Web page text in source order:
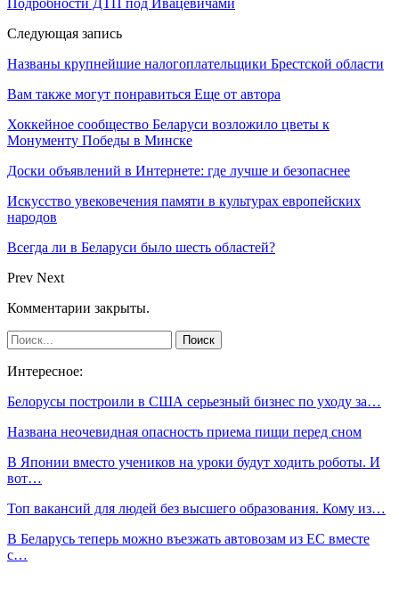
Следующая запись
Названы крупнейшие налогоплательщики Брестской области
Вам также могут понравиться Еще от автора
Хоккейное сообщество Беларуси возложило цветы к
Монументу Победы в Минске
Доски объявлений в Интернете: где лучше и безопаснее
Искусство увековечения памяти в культурах европейских
народов
Всегда ли в Беларуси было шесть областей?
Prev Next
Комментарии закрыты.
Интересное:
Белорусы построили в США серьезный бизнес по уходу за…
Названа неочевидная опасность приема пищи перед сном
В Японии вместо учеников на уроки будут ходить роботы. И
вот…
Топ вакансий для людей без высшего образования. Кому из…
В Беларусь теперь можно въезжать автовозам из ЕС вместе
с…